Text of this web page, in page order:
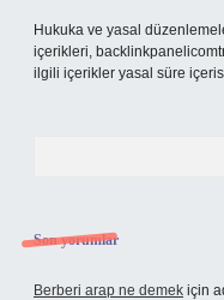
Hukuka ve yasal
içerikleri,
ilgili içerikler yasal süre
Son yorumlar
Berberi arap ne demek için